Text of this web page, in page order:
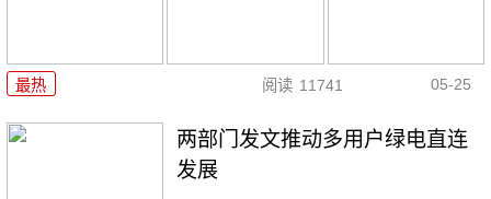
最热 阅读 11741 05-25
两部门发文推动多用户绿电直连
发展